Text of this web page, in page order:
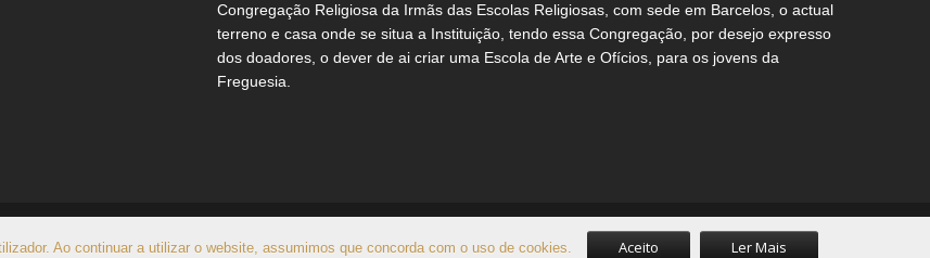
Congregação Religiosa da Irmãs das Escolas Religiosas, com sede em Barcelos, o actual
terreno e casa onde se situa a Instituição, tendo essa Congregação, por desejo expresso
dos doadores, o dever de ai criar uma Escola de Arte e Ofícios, para os jovens da
Freguesia.
Liga-te.org - Gestão de Sócios Desenvolvido por Agência Marketing Digital - GUB
Ao continuar a utilizar o website, assumimos que concorda com o uso de cookies. Aceito Ler Mais